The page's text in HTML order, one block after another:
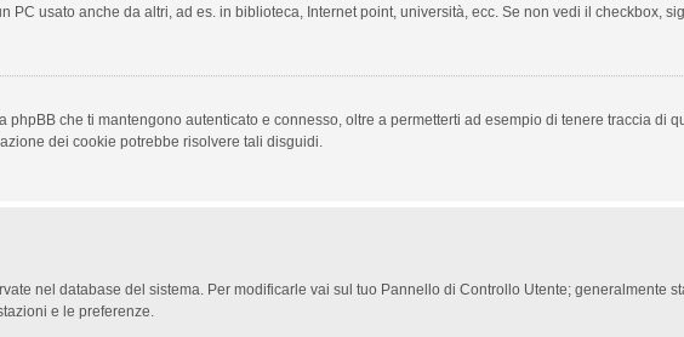
PC usato anche da altri, ad es. in biblioteca, Internet point, università, ecc. Se non vedi il checkbox,
phpBB che ti mantengono autenticato e connesso, oltre a permetterti ad esempio di tenere traccia di
dei cookie potrebbe risolvere tali disguidi.
nel database del sistema. Per modificarle vai sul tuo Pannello di Controllo Utente; generalmente
e le preferenze.